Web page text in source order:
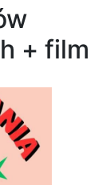
+ film